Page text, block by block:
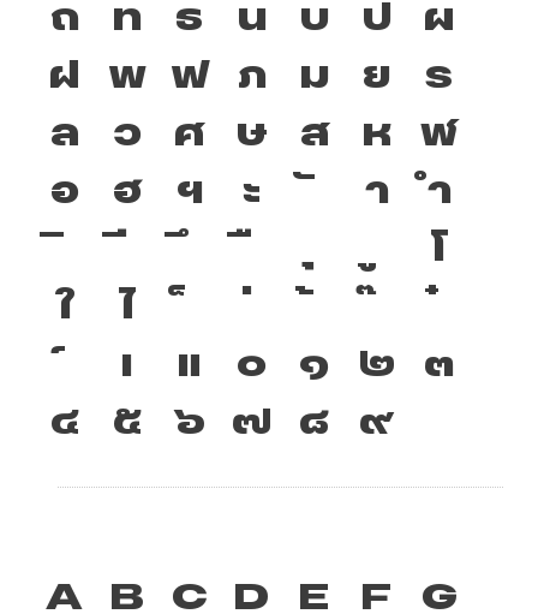
ถ
ท ธ น บ ป
ผ
ฝ
พ ฟ ภ ม ย
ร
ล
ว ศ ษ ส ห
ฬ
อ
ฮ ฯ ะ า
ำ
โ
ใ
ไ
เ
แ ๐ ๑ ๒
๓
๔
๕ ๖ ๗ ๘ ๙
A B C D E F
G